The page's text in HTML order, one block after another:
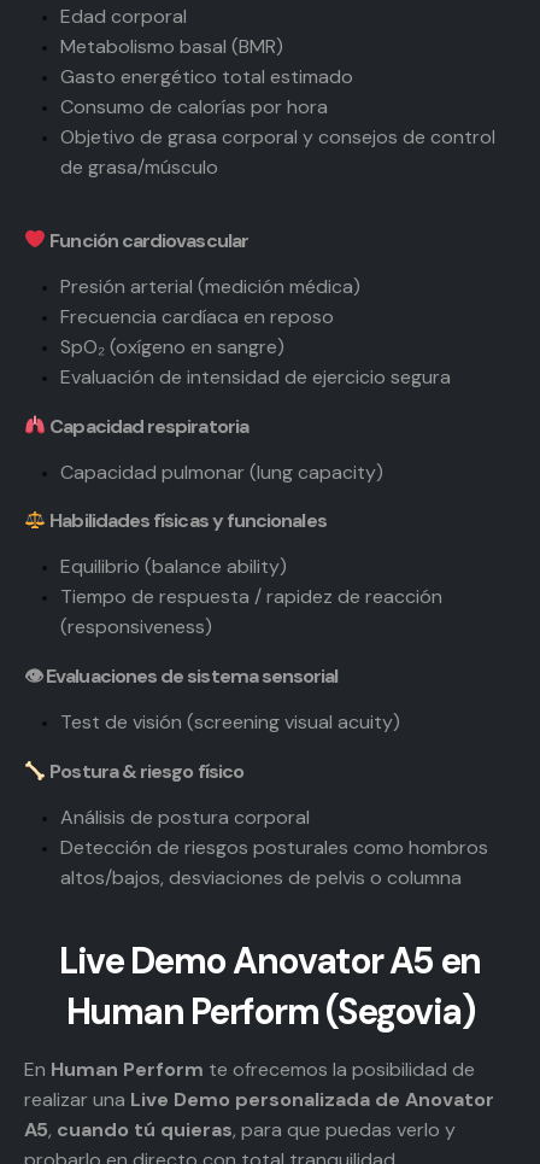
Edad corporal
Metabolismo basal (BMR)
Gasto energético total estimado
Consumo de calorías por hora
Objetivo de grasa corporal y consejos de control
de grasa/músculo
Función cardiovascular
Presión arterial (medición médica)
Frecuencia cardíaca en reposo
SpO₂ (oxígeno en sangre)
Evaluación de intensidad de ejercicio segura
Capacidad respiratoria
Capacidad pulmonar (lung capacity)
Habilidades físicas y funcionales
Equilibrio (balance ability)
Tiempo de respuesta / rapidez de reacción
(responsiveness)
👁Evaluaciones de sistema sensorial
Test de visión (screening visual acuity)
Postura & riesgo físico
Análisis de postura corporal
Detección de riesgos posturales como hombros
altos/bajos, desviaciones de pelvis o columna
Live Demo Anovator A5 en
Human Perform (Segovia)
En Human Perform te ofrecemos la posibilidad de
realizar una Live Demo personalizada de Anovator
A5, cuando tú quieras, para que puedas verlo y